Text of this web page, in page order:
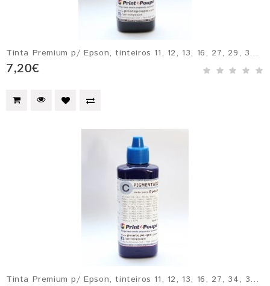
Tinta Premium p/ Epson, tinteiros 11, 12, 13, 16, 27, 29, 34, 35, 774 - PRETO Pigmentado
7,20€
Tinta Premium p/ Epson, tinteiros 11, 12, 13, 16, 27, 34, 35 - CIANO Pigmentado